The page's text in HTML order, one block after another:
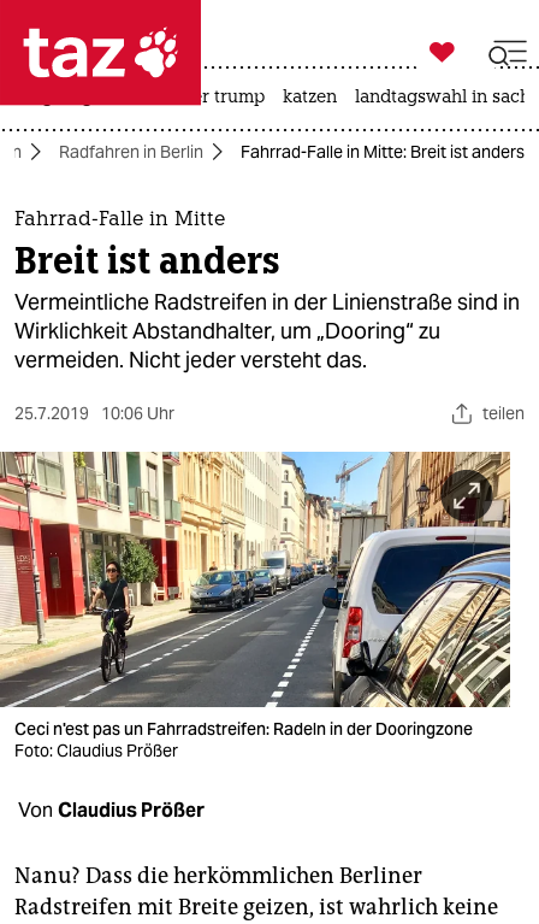
 taz zahl ich
taz zahl ich
themen
politik
öko
sport
berlin
nord
wahrheit
verlag
verlag
veranstaltungen
fragen & hilfe

taz zahl ich
usa unter trump katzen landtagswahl in
Radfahren in Berlin Fahrrad-Falle in Mitte: Breit ist anders
Fahrrad-Falle in Mitte
Breit ist anders
Vermeintliche Radstreifen in der Linienstraße sind in
Wirklichkeit Abstandhalter, um „Dooring“ zu
vermeiden. Nicht jeder versteht das.
25.7.2019 10:06 Uhr teilen
Ceci n'est pas un Fahrradstreifen: Radeln in der Dooringzone
Foto: Claudius Prößer
Von Claudius Prößer
Nanu? Dass die herkömmlichen Berliner
Radstreifen mit Breite geizen, ist wahrlich keine